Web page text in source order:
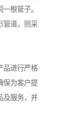
根管子。
管道，则采
品进行严格
保为客户提
及服务，并